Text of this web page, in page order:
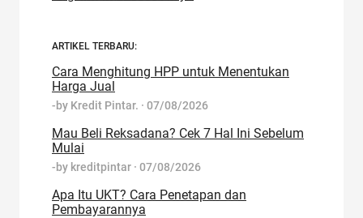
ARTIKEL TERBARU:
Cara Menghitung HPP untuk Menentukan
Harga Jual
-by Kredit Pintar. · 07/08/2026
Mau Beli Reksadana? Cek 7 Hal Ini Sebelum
Mulai
-by kreditpintar · 07/08/2026
Apa Itu UKT? Cara Penetapan dan
Pembayarannya